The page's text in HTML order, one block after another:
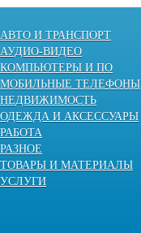
АВТО И ТРАНСПОРТ
АУДИО-ВИДЕО
КОМПЬЮТЕРЫ И ПО
МОБИЛЬНЫЕ ТЕЛЕФОНЫ
НЕДВИЖИМОСТЬ
ОДЕЖДА И АКСЕССУАРЫ
РАБОТА
РАЗНОЕ
ТОВАРЫ И МАТЕРИАЛЫ
УСЛУГИ